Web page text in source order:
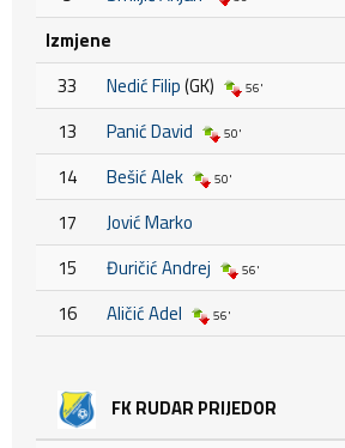
Izmjene
33
Nedić Filip(GK) 56'
13 Panić David 50'
14 Bešić Alek 50'
17
Jović Marko
15
Đuričić Andrej 56'
16 Aličić Adel 56'
FK RUDAR PRIJEDOR